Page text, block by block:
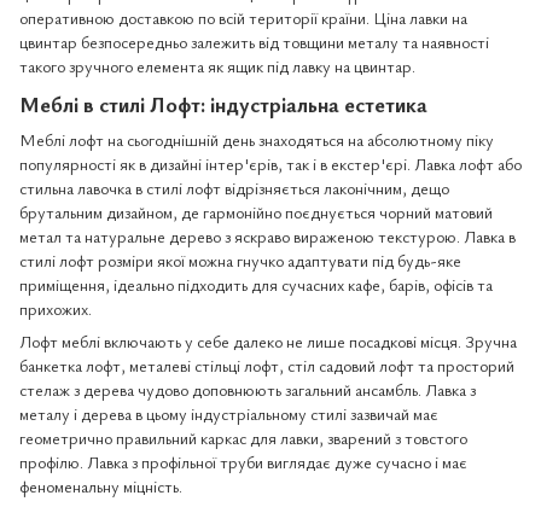
оперативною доставкою по всій території країни. Ціна лавки на
цвинтар безпосередньо залежить від товщини металу та наявності
такого зручного елемента як ящик під лавку на цвинтар.
Меблі в стилі Лофт: індустріальна естетика
Меблі лофт на сьогоднішній день знаходяться на абсолютному піку
популярності як в дизайні інтер'єрів, так і в екстер'єрі. Лавка лофт або
стильна лавочка в стилі лофт відрізняється лаконічним, дещо
брутальним дизайном, де гармонійно поєднується чорний матовий
метал та натуральне дерево з яскраво вираженою текстурою. Лавка в
стилі лофт розміри якої можна гнучко адаптувати під будь-яке
приміщення, ідеально підходить для сучасних кафе, барів, офісів та
прихожих.
Лофт меблі включають у себе далеко не лише посадкові місця. Зручна
банкетка лофт, металеві стільці лофт, стіл садовий лофт та просторий
стелаж з дерева чудово доповнюють загальний ансамбль. Лавка з
металу і дерева в цьому індустріальному стилі зазвичай має
геометрично правильний каркас для лавки, зварений з товстого
профілю. Лавка з профільної труби виглядає дуже сучасно і має
феноменальну міцність.